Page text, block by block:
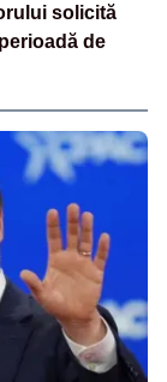
solicită
de